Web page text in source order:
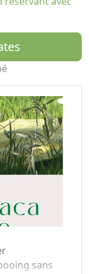
de cette ferme
sans